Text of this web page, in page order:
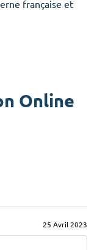
française et
Online
25 Avril 2023